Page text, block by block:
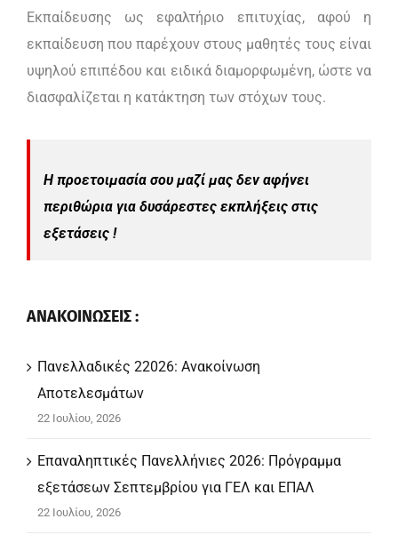
Εκπαίδευσης ως εφαλτήριο επιτυχίας, αφού η
εκπαίδευση που παρέχουν στους μαθητές τους είναι
υψηλού επιπέδου και ειδικά διαμορφωμένη, ώστε να
διασφαλίζεται η κατάκτηση των στόχων τους.
Η προετοιμασία σου μαζί μας δεν αφήνει
περιθώρια για δυσάρεστες εκπλήξεις στις
εξετάσεις !
ΑΝΑΚΟΙΝΩΣΕΙΣ :
Πανελλαδικές 22026: Ανακοίνωση
Αποτελεσμάτων
22 Ιουλίου, 2026
Επαναληπτικές Πανελλήνιες 2026: Πρόγραμμα
εξετάσεων Σεπτεμβρίου για ΓΕΛ και ΕΠΑΛ
22 Ιουλίου, 2026